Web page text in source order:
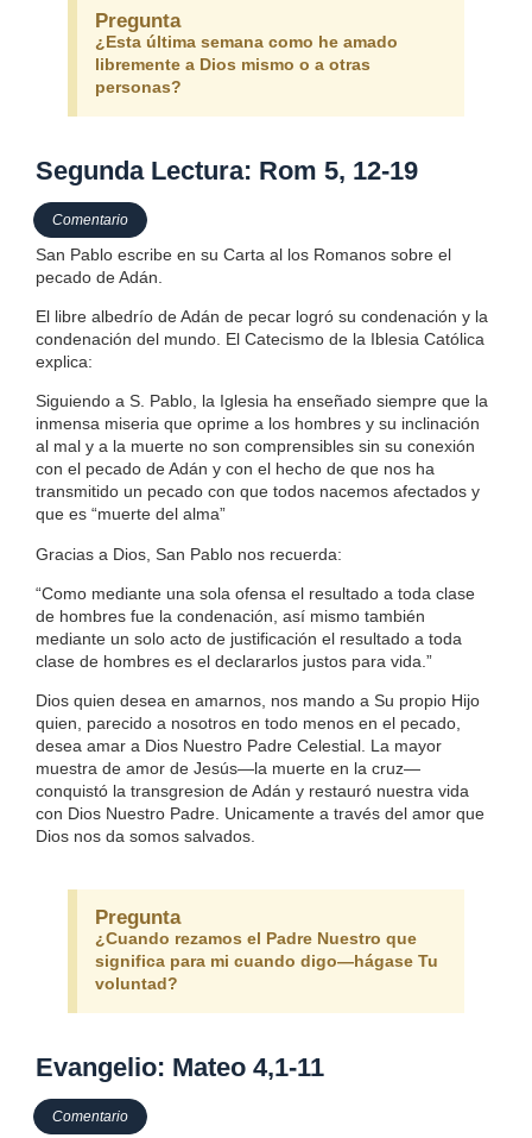
Pregunta
¿Esta última semana como he amado
libremente a Dios mismo o a otras
personas?
Segunda Lectura: Rom 5, 12-19
Comentario
San Pablo escribe en su Carta al los Romanos sobre el
pecado de Adán.
El libre albedrío de Adán de pecar logró su condenación y la
condenación del mundo. El Catecismo de la Iblesia Católica
explica:
Siguiendo a S. Pablo, la Iglesia ha enseñado siempre que la
inmensa miseria que oprime a los hombres y su inclinación
al mal y a la muerte no son comprensibles sin su conexión
con el pecado de Adán y con el hecho de que nos ha
transmitido un pecado con que todos nacemos afectados y
que es “muerte del alma”
Gracias a Dios, San Pablo nos recuerda:
“Como mediante una sola ofensa el resultado a toda clase
de hombres fue la condenación, así mismo también
mediante un solo acto de justificación el resultado a toda
clase de hombres es el declararlos justos para vida.”
Dios quien desea en amarnos, nos mando a Su propio Hijo
quien, parecido a nosotros en todo menos en el pecado,
desea amar a Dios Nuestro Padre Celestial. La mayor
muestra de amor de Jesús—la muerte en la cruz—
conquistó la transgresion de Adán y restauró nuestra vida
con Dios Nuestro Padre. Unicamente a través del amor que
Dios nos da somos salvados.
Pregunta
¿Cuando rezamos el Padre Nuestro que
significa para mi cuando digo—hágase Tu
voluntad?
Evangelio: Mateo 4,1-11
Comentario